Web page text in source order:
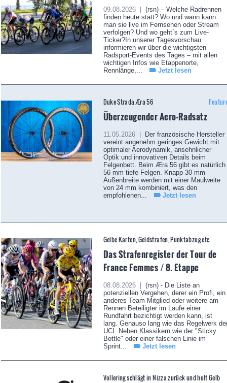
09.08.2026 |
(rsn) – Welche Radrennen
finden heute statt? Wo und wann kann
man sie live im Fernsehen oder Stream
verfolgen? Und wo geht´s zum Live-
Ticker?In unserer Tagesvorschau
informieren wir über die wichtigsten
Radsport-Events des Tages – mit allen
wichtigen Infos wie Etappenorte,
Rennlänge,...
Jetzt lesen
Duke Strada Æra 56
Überzeugender Aero-Radsatz
11.05.2026 |
Der französische Hersteller
vereint angenehm geringes Gewicht mit
optimaler Aerodynamik, ansehnlicher
Optik und innovativen Details beim
Felgenbett. Beim Æra 56 gibt es natürlich
56 mm tiefe Felgen. Knapp 30 mm
Außenbreite werden mit einer Maulweite
von 24 mm kombiniert, was den
empfohlenen...
Jetzt lesen
Gelbe Karten, Geldstrafen, Punktabzug etc.
Das Strafenregister der Tour de
France Femmes / 8. Etappe
08.08.2026 |
(rsn) - Die Liste an
potenziellen Vergehen, derer ein Profi, ein
anderes Team-Mitglied oder weitere am
Rennen Beteiligter im Laufe einer
Rundfahrt bezichtigt werden kann, ist
lang. Genauso lang wie das Regelwerk
UCI. Neben Klassikern wie der "Sticky
Bottle" oder einer falschen Linie im
Sprint...
Jetzt lesen
Vollering schlägt in Nizza zurück und holt Gelb